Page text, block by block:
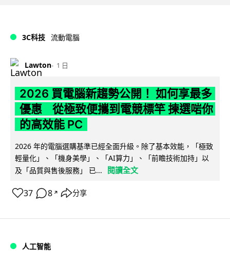
3C科技 流動電腦
Lawton 1 日
2026 買電腦新趨勢公開！ 如何享最多
優惠 從極致便攜到電競標竿 揀選啱你
的高效能 PC
2026 年的電腦選購基準已經全面升級。除了基本效能，「極致
輕量化」、「機身美學」、「AI算力」、「前瞻技術加持」以
及「品質與售後服務」 已...
閱讀全文
37 8 ↗ 分享
人工智能